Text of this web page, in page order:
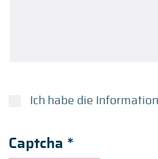
Ich habe die
Captcha *